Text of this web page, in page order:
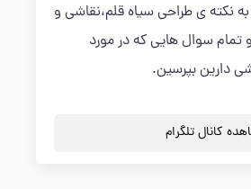
نکته ی طراحی سیاه قلم،نقاشی و
تمام سوال هایی که در مورد
دارین بپرسین.
کانال تلگرام